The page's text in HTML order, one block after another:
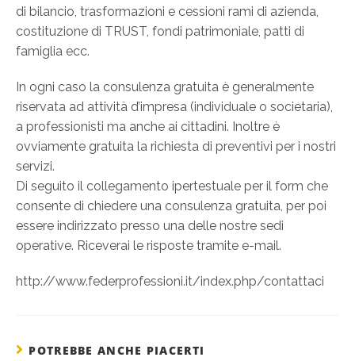
di bilancio, trasformazioni e cessioni rami di azienda,
costituzione di TRUST, fondi patrimoniale, patti di
famiglia ecc.
In ogni caso la consulenza gratuita è generalmente
riservata ad attività d’impresa (individuale o societaria),
a professionisti ma anche ai cittadini. Inoltre è
ovviamente gratuita la richiesta di preventivi per i nostri
servizi.
Di seguito il collegamento ipertestuale per il form che
consente di chiedere una consulenza gratuita, per poi
essere indirizzato presso una delle nostre sedi
operative. Riceverai le risposte tramite e-mail.
http://www.federprofessioni.it/index.php/contattaci
POTREBBE ANCHE PIACERTI